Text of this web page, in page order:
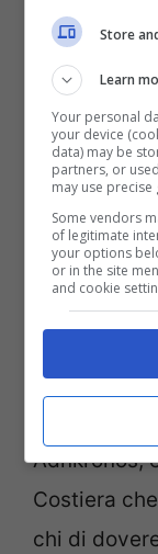
Tartaruga
La
a qualcosa
i volontari
Carabinieri
e messo in
La
Adnkronos,
Costiera
chi di
Store
Learn
Your personal
your device
data) may be
partners, or
may use
Some vendors
of legitimate
your options
or in the site
and cookie